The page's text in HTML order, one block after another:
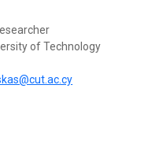
of Technology